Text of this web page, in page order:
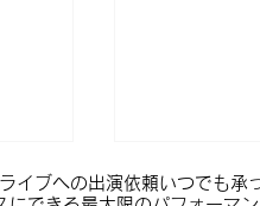
イブへの出演依頼いつでも承